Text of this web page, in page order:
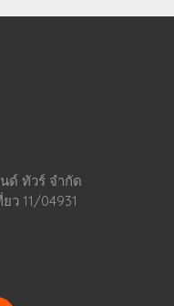
ด์ ทัวร์ จำกัด
ว 11/04931